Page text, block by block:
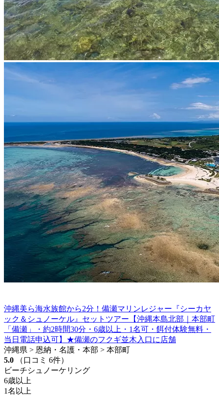
沖縄美ら海水族館から2分！備瀬マリンレジャー『シーカヤ
ック＆シュノーケル』セットツアー【沖縄本島北部｜本部町
「備瀬」・約2時間30分・6歳以上・1名可・餌付体験無料・
当日電話申込可】★備瀬のフクギ並木入口に店舗
沖縄県 > 恩納・名護・本部 > 本部町
5.0
（口コミ 6件）
ビーチシュノーケリング
6歳以上
1名以上